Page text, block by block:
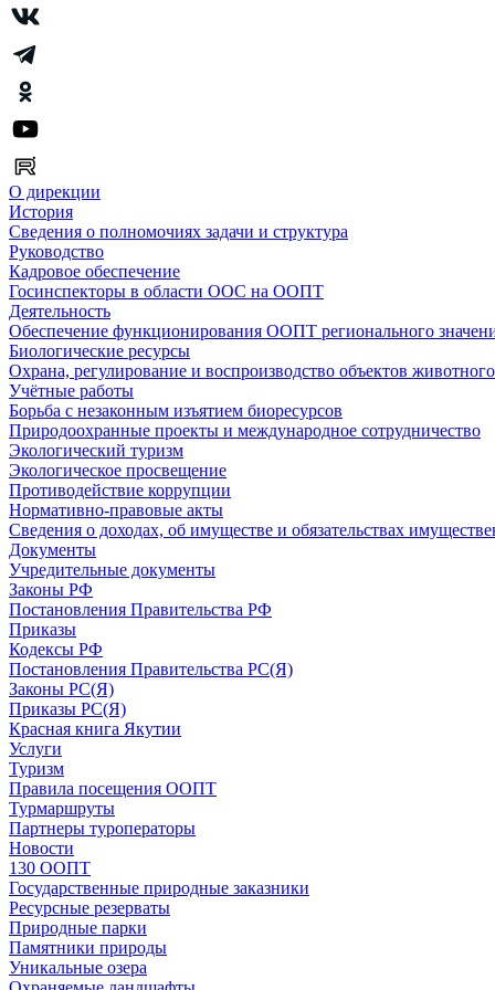
О дирекции
История
Сведения о полномочиях задачи и структура
Руководство
Кадровое обеспечение
Госинспекторы в области ООС на ООПТ
Деятельность
Обеспечение функционирования ООПТ регионального
Биологические ресурсы
Охрана, регулирование и воспроизводство объектов
Учётные работы
Борьба с незаконным изъятием биоресурсов
Природоохранные проекты и международное сотрудничество
Экологический туризм
Экологическое просвещение
Противодействие коррупции
Нормативно-правовые акты
Сведения о доходах, об имуществе и обязательствах
Документы
Учредительные документы
Законы РФ
Постановления Правительства РФ
Приказы
Кодексы РФ
Постановления Правительства РС(Я)
Законы РС(Я)
Приказы РС(Я)
Красная книга Якутии
Услуги
Туризм
Правила посещения ООПТ
Турмаршруты
Партнеры туроператоры
Новости
130 ООПТ
Государственные природные заказники
Ресурсные резерваты
Природные парки
Памятники природы
Уникальные озера